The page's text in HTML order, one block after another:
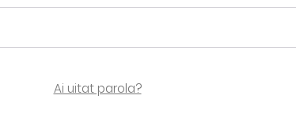
Ai uitat parola?